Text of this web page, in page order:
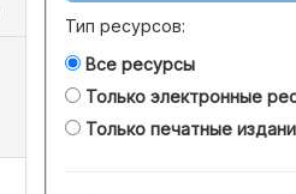
Тип ресурсов:
Все ресурсы
Только электронные
Только печатные